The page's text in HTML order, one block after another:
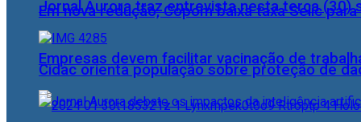
Em nova redução, Copom baixa taxa Selic para
Empresas devem facilitar vacinação de
Jornal Aurora traz entrevista nesta terça (30)
Cidac orienta população sobre proteção de